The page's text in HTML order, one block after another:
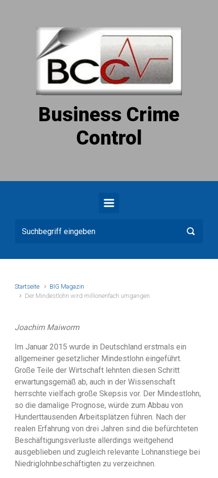
Business Crime
Control
Startseite
BIG Magazin
Der Mindestlohn wird millionenfach umgangen
Joachim Maiworm
Im Januar 2015 wurde in Deutschland erstmals ein
allgemeiner gesetzlicher Mindestlohn eingeführt.
Große Teile der Wirtschaft lehnten diesen Schritt
erwartungsgemäß ab, auch in der Wissenschaft
herrschte vielfach große Skepsis vor. Der Mindestlohn,
so die damalige Prognose, würde zum Abbau von
Hunderttausenden Arbeitsplätzen führen. Nach der
realen Erfahrung von drei Jahren sind die befürchteten
Beschäftigungsverluste allerdings weitgehend
ausgeblieben und zugleich relevante Lohnanstiege bei
Niedriglohnbeschäftigten zu verzeichnen.